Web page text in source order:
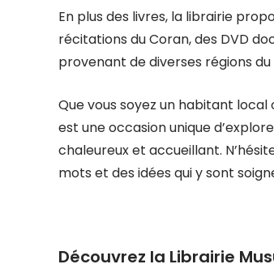
En plus des livres, la librairie
récitations du Coran, des DVD
provenant de diverses régions
Que vous soyez un habitant
est une occasion unique
chaleureux et accueillant.
mots et des idées qui y sont
Découvrez la Librairie